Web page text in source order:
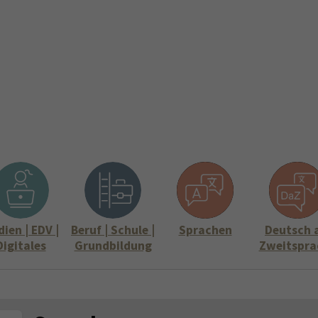
| EDV |
Beruf | Schule |
Grundbildung
Sprachen
Deutsch